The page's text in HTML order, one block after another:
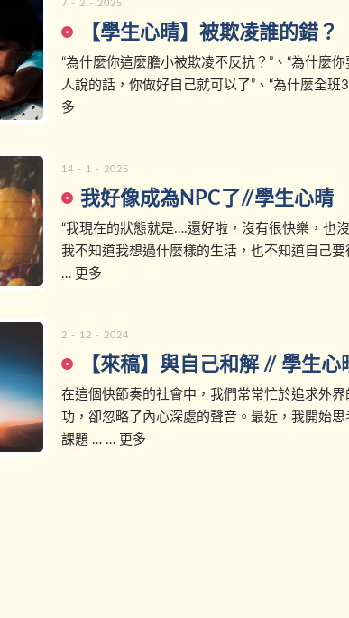
7 - 2 - 2025
【學生心晴】被欺凌誰的錯？
“為什麼你這麼膽小被欺凌不反抗？”、“為什麼你
人說的話，你做好自己就可以了”、“為什麼全
多
14 - 1 - 2025
我好像成為NPC了//學生心晴
“我現在的狀態就是….還好啦，沒有很快樂，也
我不知道我想過什麼樣的生活，也不知道自己
… 更多
2 - 12 - 2024
【來稿】與自己和解 // 學生心
在這個快節奏的社會中，我們常常忙於追求外界
功，卻忽略了內心深處的聲音。最近，我開始思
課題 … … 更多